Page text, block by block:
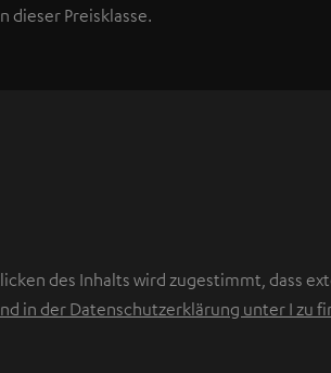
dieser Preisklasse.
des Inhalts wird zugestimmt, dass
in der Datenschutzerklärung unter I zu